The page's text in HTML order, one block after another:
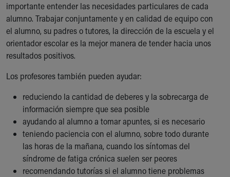
importante entender las necesidades particulares de cada
alumno. Trabajar conjuntamente y en calidad de equipo con
el alumno, su padres o tutores, la dirección de la escuela y el
orientador escolar es la mejor manera de tender hacia unos
resultados positivos.
Los profesores también pueden ayudar:
reduciendo la cantidad de deberes y la sobrecarga de
información siempre que sea posible
ayudando al alumno a tomar apuntes, si es necesario
teniendo paciencia con el alumno, sobre todo durante
las horas de la mañana, cuando los síntomas del
síndrome de fatiga crónica suelen ser peores
recomendando tutorías si el alumno tiene problemas